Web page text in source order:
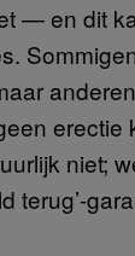
— en dit
erectie
niet;
terug’-